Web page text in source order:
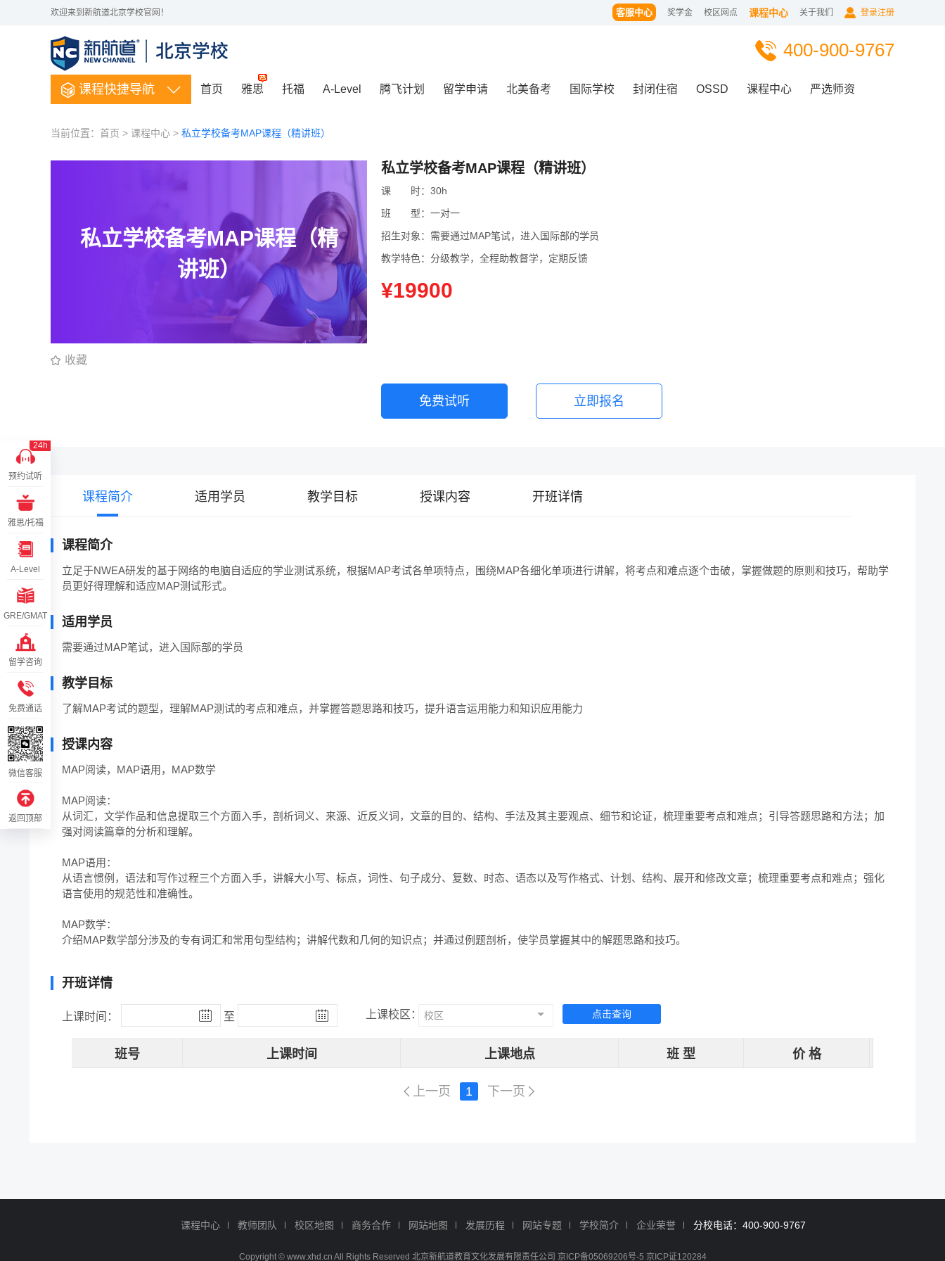
欢迎来到新航道北京学校官网！ 登录注册
关于我们
课程中心
校区网点
奖学金
客服中心
400-900-9767
课程快捷导航 首页 雅思 托福 A-Level 腾飞计划 留学申请 北美备考 国际学校 封闭住宿 OSSD 课程中心 严选师资
当前位置： 首页 > 课程中心 > 私立学校备考MAP课程（精讲班）
私立学校备考MAP课程（精
讲班）
收藏
私立学校备考MAP课程（精讲班）
课 时： 30h
班
型： 一对一
招生对象： 需要通过MAP笔试，进入国际部的学员
教学特色： 分级教学，全程助教督学，定期反馈
¥19900
免费试听 立即报名
课程简介 适用学员 教学目标 授课内容 开班详情
课程简介
立足于NWEA研发的基于网络的电脑自适应的学业测试系统，根据MAP考试各单项特点，围绕MAP各细化单项进行讲解，将考点和难点逐个击破，掌握做题的原则和技巧，帮助学
员更好得理解和适应MAP测试形式。
适用学员
需要通过MAP笔试，进入国际部的学员
教学目标
了解MAP考试的题型，理解MAP测试的考点和难点，并掌握答题思路和技巧，提升语言运用能力和知识应用能力
授课内容
MAP阅读，MAP语用，MAP数学
MAP阅读：
从词汇，文学作品和信息提取三个方面入手，剖析词义、来源、近反义词，文章的目的、结构、手法及其主要观点、细节和论证，梳理重要考点和难点；引导答题思路和方法；加
强对阅读篇章的分析和理解。
MAP语用：
从语言惯例，语法和写作过程三个方面入手，讲解大小写、标点，词性、句子成分、复数、时态、语态以及写作格式、计划、结构、展开和修改文章；梳理重要考点和难点；强化
语言使用的规范性和准确性。
MAP数学：
介绍MAP数学部分涉及的专有词汇和常用句型结构；讲解代数和几何的知识点；并通过例题剖析，使学员掌握其中的解题思路和技巧。
开班详情
上课时间： 至 上课校区： 校区 点击查询
班号 上课时间 上课地点 班 型 价 格
上一页 1 下一页
课程中心 教师团队 校区地图 商务合作 网站地图 发展历程 网站专题 学校简介 企业荣誉 分校电话：400-900-9767
Copyright © www.xhd.cn All Rights Reserved 北京新航道教育文化发展有限责任公司 京ICP备05069206号-5 京ICP证120284
24h
预约试听
雅思/托福
A-Level
GRE/GMAT
留学咨询
免费通话
微信客服
返回顶部